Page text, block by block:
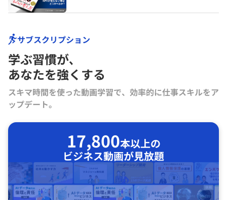
サブスクリプション
学ぶ習慣が､
あなたを強くする
スキマ時間を使った動画学習で、効率的に仕事スキルをア
ップデート。
17,800本以上の
ビジネス動画が見放題